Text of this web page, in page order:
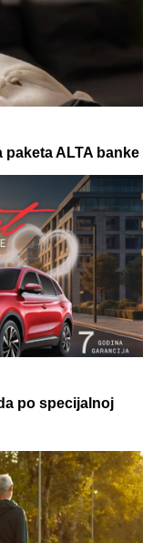
ALTA banke
po specijalnoj